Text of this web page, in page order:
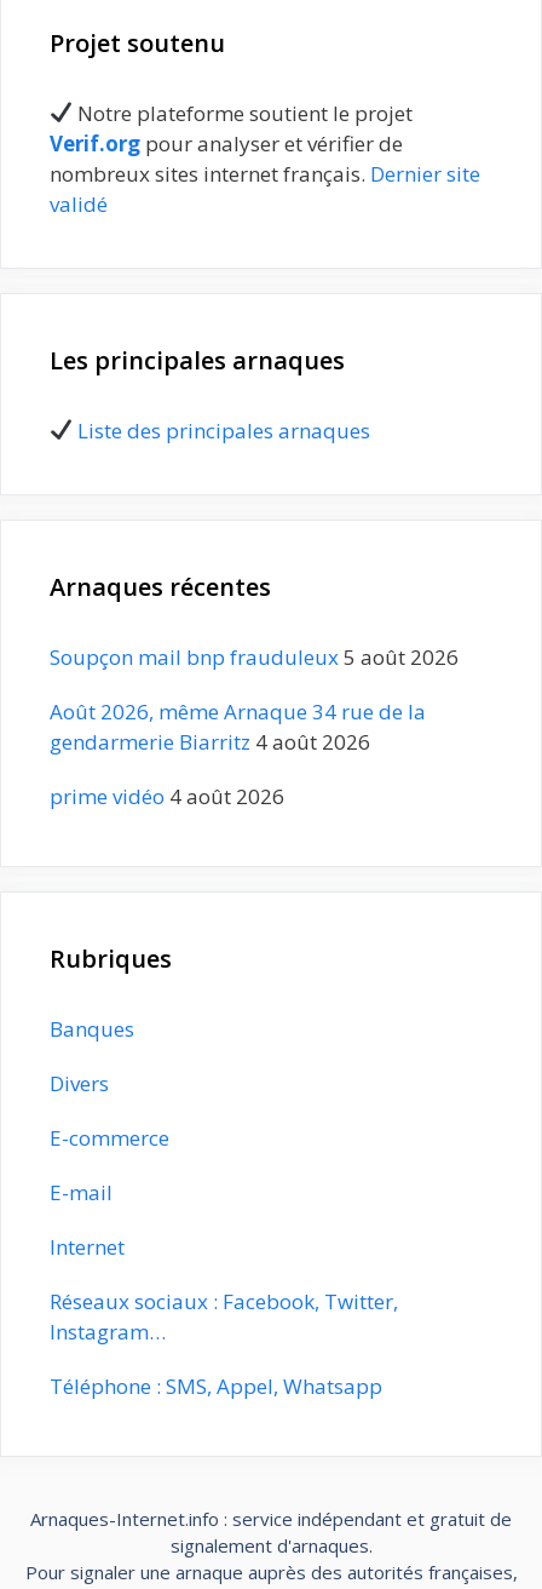
Projet soutenu
Notre plateforme soutient le projet
Verif.org pour analyser et vérifier de
nombreux sites internet français. Dernier site
validé
Les principales arnaques
Liste des principales arnaques
Arnaques récentes
Soupçon mail bnp frauduleux5 août 2026
Août 2026, même Arnaque 34 rue de la
gendarmerie Biarritz 4 août 2026
prime vidéo 4 août 2026
Rubriques
Banques
Divers
E-commerce
E-mail
Internet
Réseaux sociaux : Facebook, Twitter,
Instagram…
Téléphone : SMS, Appel, Whatsapp
Arnaques-Internet.info : service indépendant et gratuit de
signalement d'arnaques.
Pour signaler une arnaque auprès des autorités françaises,